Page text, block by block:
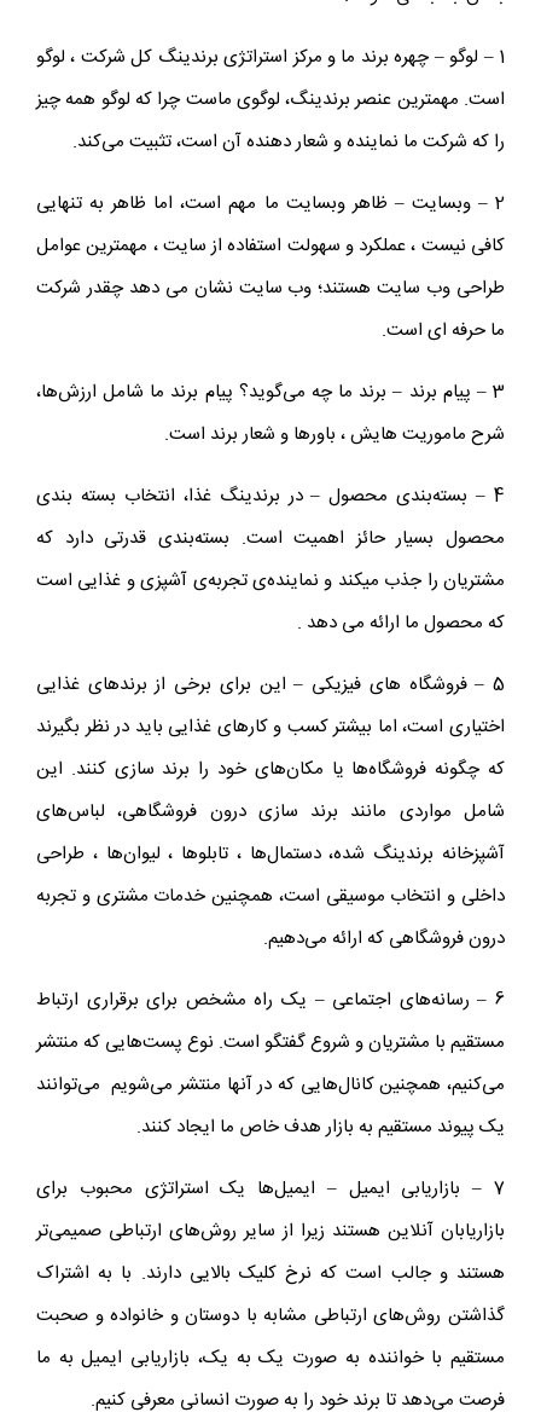
1 – لوگو – چهره برند ما و مرکز استراتژی برندینگ کل شرکت ، لوگو
است. مهمترین عنصر برندینگ، لوگوی ماست چرا که لوگو همه چیز
را که شرکت ما نماینده و شعار دهنده آن است، تثبیت می‌کند.
2 – وبسایت – ظاهر وبسایت ما مهم است، اما ظاهر به تنهایی
کافی نیست ، عملکرد و سهولت استفاده از سایت ، مهمترین عوامل
طراحی وب سایت هستند؛ وب سایت نشان می دهد چقدر شرکت
ما حرفه ای است.
3 – پیام برند – برند ما چه می‌گوید؟ پیام برند ما شامل ارزش‌ها،
شرح ماموریت هایش ، باورها و شعار برند است.
4 – بسته‌بندی محصول – در برندینگ غذا، انتخاب بسته‌ بندی
محصول بسیار حائز اهمیت است. بسته‌بندی قدرتی دارد که
مشتریان را جذب میکند و نماینده‌ی تجربه‌ی آشپزی و غذایی است
که محصول ما ارائه می‌ دهد .
5 – فروشگاه‌ های فیزیکی – این برای برخی از برندهای غذایی
اختیاری است، اما بیشتر کسب و کارهای غذایی باید در نظر بگیرند
که چگونه فروشگاه‌ها یا مکان‌های خود را برند سازی کنند. این
شامل مواردی مانند برند سازی درون فروشگاهی، لباس‌های
آشپزخانه برندینگ شده، دستمال‌ها ، تابلوها ، لیوان‌ها ، طراحی
داخلی و انتخاب موسیقی است، همچنین خدمات مشتری و تجربه
درون فروشگاهی که ارائه می‌دهیم.
6 – رسانه‌های اجتماعی – یک راه مشخص برای برقراری ارتباط
مستقیم با مشتریان و شروع گفتگو است. نوع پست‌هایی که منتشر
می‌کنیم، همچنین کانال‌هایی که در آنها منتشر می‌شویم می‌توانند
یک پیوند مستقیم به بازار هدف خاص ما ایجاد کنند.
7 – بازاریابی ایمیل – ایمیل‌ها یک استراتژی محبوب برای
بازاریابان آنلاین هستند زیرا از سایر روش‌های ارتباطی صمیمی‌تر
هستند و جالب است که نرخ کلیک بالایی دارند. با به اشتراک
گذاشتن روش‌های ارتباطی مشابه با دوستان و خانواده و صحبت
مستقیم با خواننده به صورت یک به یک، بازاریابی ایمیل به ما
فرصت می‌دهد تا برند خود را به صورت انسانی معرفی کنیم.